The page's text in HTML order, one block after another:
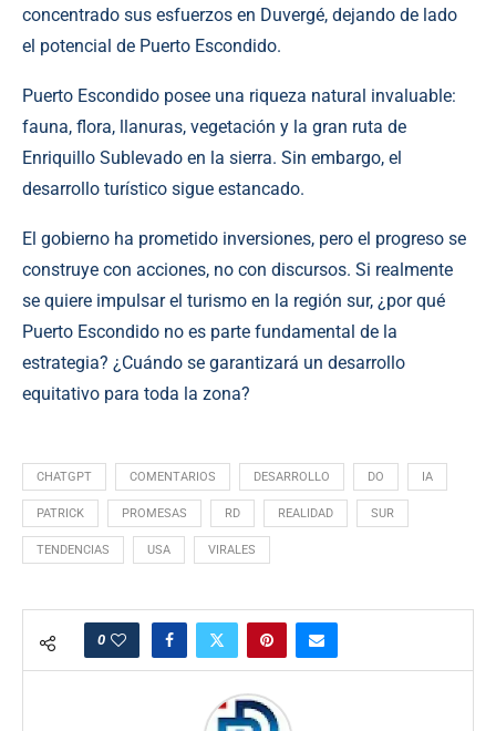
concentrado sus esfuerzos en Duvergé, dejando de lado
el potencial de Puerto Escondido.
Puerto Escondido posee una riqueza natural invaluable:
fauna, flora, llanuras, vegetación y la gran ruta de
Enriquillo Sublevado en la sierra. Sin embargo, el
desarrollo turístico sigue estancado.
El gobierno ha prometido inversiones, pero el progreso se
construye con acciones, no con discursos. Si realmente
se quiere impulsar el turismo en la región sur, ¿por qué
Puerto Escondido no es parte fundamental de la
estrategia? ¿Cuándo se garantizará un desarrollo
equitativo para toda la zona?
CHATGPT COMENTARIOS DESARROLLO DO IA
PATRICK PROMESAS RD REALIDAD SUR
TENDENCIAS USA VIRALES
0